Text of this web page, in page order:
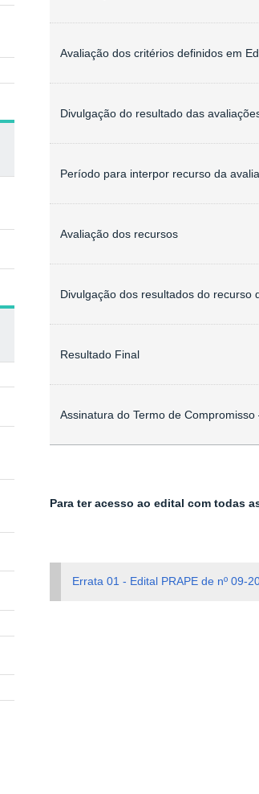
Avaliação dos critérios definidos em
Divulgação do resultado das
Período para interpor recurso da
Avaliação dos recursos
Divulgação dos resultados do recurso
Resultado Final
Assinatura do Termo de Compromisso
Para ter acesso ao edital com todas
Errata 01 - Edital PRAPE de nº 09-